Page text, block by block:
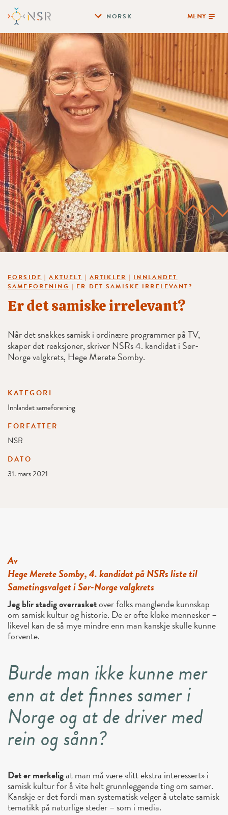
NORSK MENY
FORSIDE |AKTUELT | ARTIKLER | INNLANDET
SAMEFORENING | ER DET SAMISKE IRRELEVANT?
Er det samiske irrelevant?
Når det snakkes samisk i ordinære programmer på TV,
skaper det reaksjoner, skriver NSRs 4. kandidat i Sør-
Norge valgkrets, Hege Merete Somby.
KATEGORI
Innlandet sameforening
FORFATTER
NSR
DATO
31. mars 2021
Av
Hege Merete Somby, 4. kandidat på NSRs liste til
Sametingsvalget i Sør-Norge valgkrets
Jeg blir stadig overrasketover folks manglende kunnskap
om samisk kultur og historie. De er ofte kloke mennesker –
likevel kan de så mye mindre enn man kanskje skulle kunne
forvente.
Burde man ikke kunne mer
enn at det finnes samer i
Norge og at de driver med
rein og sånn?
Det er merkeligat man må være «litt ekstra interessert» i
samisk kultur for å vite helt grunnleggende ting om samer.
Kanskje er det fordi man systematisk velger å utelate samisk
tematikk på naturlige steder – som i media.